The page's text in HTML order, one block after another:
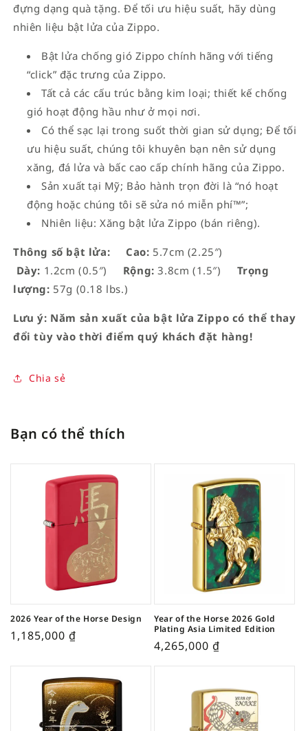
đựng dạng quà tặng. Để tối ưu hiệu suất, hãy dùng
nhiên liệu bật lửa của Zippo.
Bật lửa chống gió Zippo chính hãng với tiếng
“click” đặc trưng của Zippo.
Tất cả các cấu trúc bằng kim loại; thiết kế chống
gió hoạt động hầu như ở mọi nơi.
Có thể sạc lại trong suốt thời gian sử dụng; Để tối
ưu hiệu suất, chúng tôi khuyên bạn nên sử dụng
xăng, đá lửa và bấc cao cấp chính hãng của Zippo.
Sản xuất tại Mỹ; Bảo hành trọn đời là “nó hoạt
động hoặc chúng tôi sẽ sửa nó miễn phí™”;
Nhiên liệu: Xăng bật lửa Zippo (bán riêng).
Thông số bật lửa: Cao: 5.7cm (2.25″)
Dày: 1.2cm (0.5″) Rộng: 3.8cm (1.5″)
Trọng
lượng: 57g (0.18 lbs.)
Lưu ý: Năm sản xuất của bật lửa Zippo có thể thay
đổi tùy vào thời điểm quý khách đặt hàng!
Chia sẻ
Bạn có thể thích
2026 Year of the Horse Design
1,185,000 ₫
Year of the Horse 2026 Gold
Plating Asia Limited Edition
4,265,000 ₫